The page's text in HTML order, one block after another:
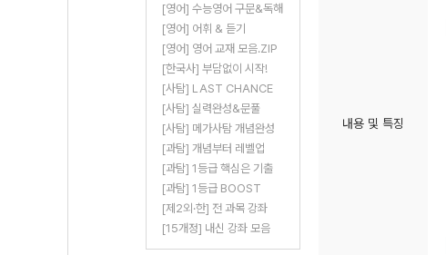
[영어] 수능영어 구문&독해
[영어] 어휘 & 듣기
[영어] 영어 교재 모음.ZIP
[한국사] 부담없이 시작!
[사탐] LAST CHANCE
[사탐] 실력완성&문풀
[사탐] 메가사탐 개념완성
[과탐] 개념부터 레벨업
[과탐] 1등급 핵심은 기출
[과탐] 1등급 BOOST
[제2외·한] 전 과목 강좌
[15개정] 내신 강좌 모음
내용 및 특징